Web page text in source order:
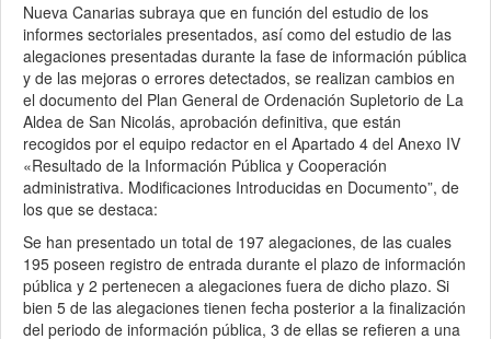
Nueva Canarias subraya que en función del estudio de los
informes sectoriales presentados, así como del estudio de las
alegaciones presentadas durante la fase de información pública
y de las mejoras o errores detectados, se realizan cambios en
el documento del Plan General de Ordenación Supletorio de La
Aldea de San Nicolás, aprobación definitiva, que están
recogidos por el equipo redactor en el Apartado 4 del Anexo IV
«Resultado de la Información Pública y Cooperación
administrativa. Modificaciones Introducidas en Documento”, de
los que se destaca:
Se han presentado un total de 197 alegaciones, de las cuales
195 poseen registro de entrada durante el plazo de información
pública y 2 pertenecen a alegaciones fuera de dicho plazo. Si
bien 5 de las alegaciones tienen fecha posterior a la finalización
del periodo de información pública, 3 de ellas se refieren a una